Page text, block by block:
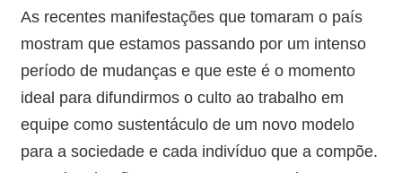
As recentes manifestações que tomaram o país
mostram que estamos passando por um intenso
período de mudanças e que este é o momento
ideal para difundirmos o culto ao trabalho em
equipe como sustentáculo de um novo modelo
para a sociedade e cada indivíduo que a compõe.